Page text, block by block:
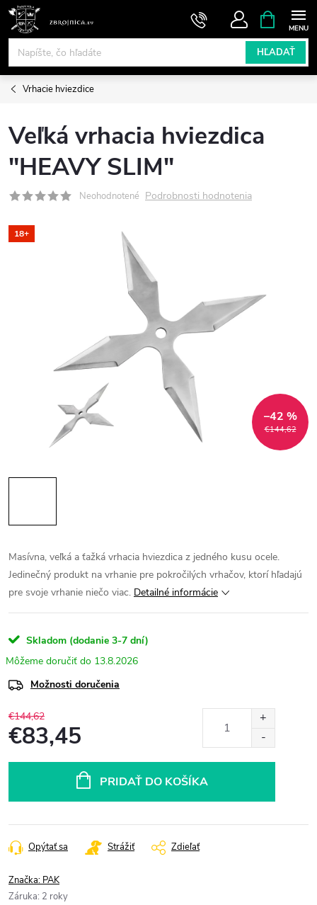
Prejsť
obsah
HĽADAŤ
KOŠÍK
Vrhacie hviezdice
Veľká vrhacia hviezdica
"HEAVY SLIM"
Neohodnotené Podrobnosti hodnotenia
18+
€144,62
–42 %
Masívna, veľká a ťažká vrhacia hviezdica z jedného kusu ocele.
Jedinečný produkt na vrhanie pre pokročilých vrhačov, ktorí hľadajú
pre svoje vrhanie niečo viac. Detailné informácie
Skladom (dodanie 3-7 dní)
13.8.2026
Možnosti doručenia
€144,62
€83,45
PRIDAŤ DO KOŠÍKA
Opýtať sa Strážiť Zdieľať
Značka: PAK
Záruka: 2 roky